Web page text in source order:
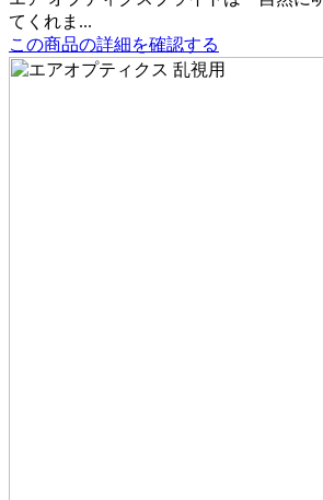
てくれま...
この商品の詳細を確認する